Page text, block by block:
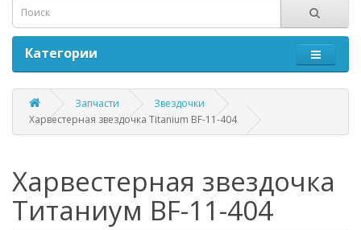
Категории
Запчасти
Звездочки
Харвестерная звездочка Titanium BF-11-404
Харвестерная звездочка
Титаниум BF-11-404